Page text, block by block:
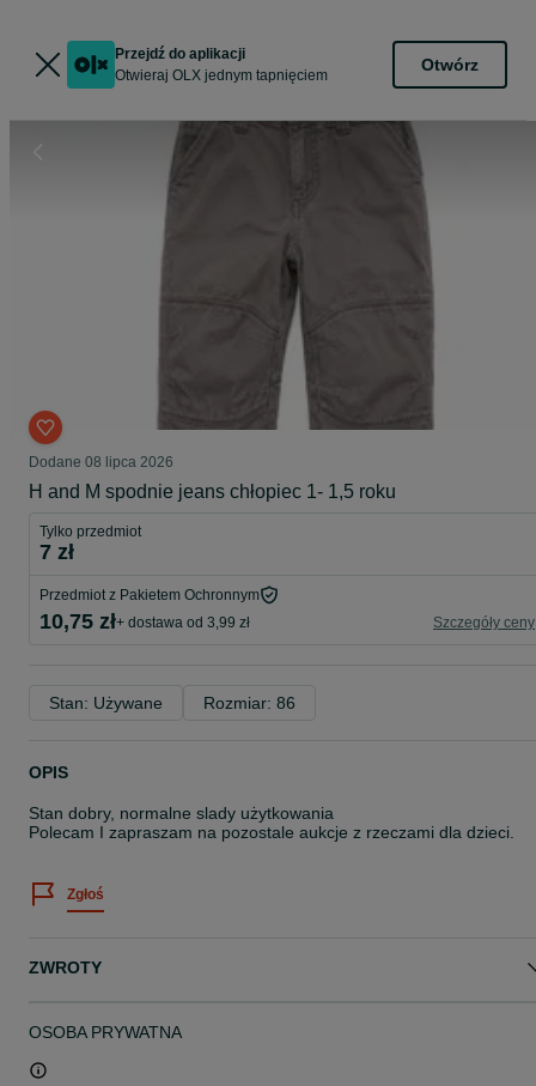
Przejdź do aplikacji
Otwieraj OLX jednym tapnięciem
Otwórz
Dodane 08 lipca 2026
H and M spodnie jeans chłopiec 1- 1,5 roku
Tylko przedmiot
7 zł
Przedmiot z Pakietem Ochronnym
10,75 zł+ dostawa od 3,99 zł Szczegóły ceny
Stan: Używane Rozmiar: 86
OPIS
Stan dobry, normalne slady użytkowania
Polecam I zapraszam na pozostale aukcje z rzeczami dla dzieci.
Zgłoś
ZWROTY
OSOBA PRYWATNA